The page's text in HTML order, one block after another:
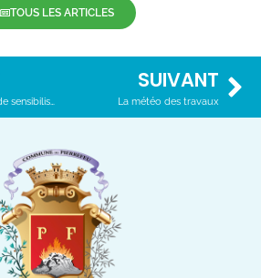
TOUS LES ARTICLES
Retour sur les ateliers de sensibilisation
SUIVANT
La météo des travaux